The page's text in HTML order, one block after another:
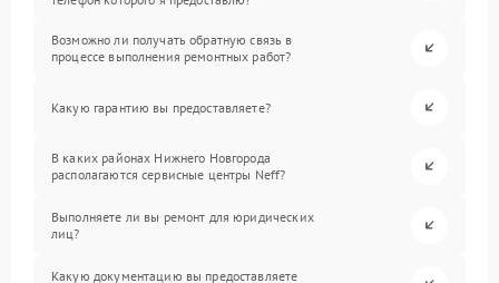
Возможно ли получать обратную связь в
процессе выполнения ремонтных работ?
Какую гарантию вы предоставляете?
В каких районах Нижнего Новгорода
располагаются сервисные центры Neff?
Выполняете ли вы ремонт для юридических
лиц?
Какую документацию вы предоставляете